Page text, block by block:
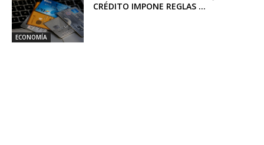
ECONOMÍA
CRÉDITO IMPONE REGLAS ...